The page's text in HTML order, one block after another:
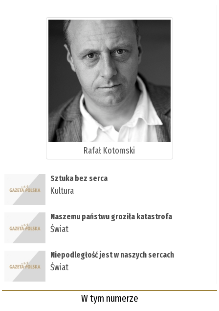
Rafał Kotomski
Sztuka bez serca
Kultura
Naszemu państwu groziła katastrofa
Świat
Niepodległość jest w naszych sercach
Świat
W tym numerze